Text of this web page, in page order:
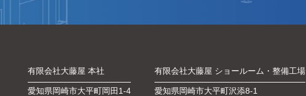
有限会社大藤屋 本社
愛知県岡崎市大平町岡田1-4
有限会社大藤屋 ショールーム・整備工場
愛知県岡崎市大平町沢添8-1